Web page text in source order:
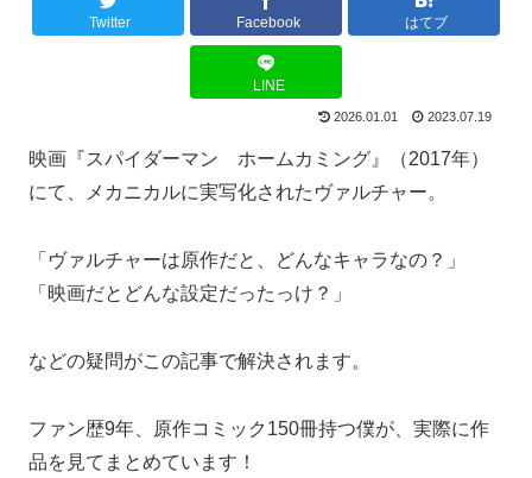
Twitter Facebook はてブ
LINE
2026.01.01 2023.07.19
映画『スパイダーマン ホームカミング』（2017年）
にて、メカニカルに実写化されたヴァルチャー。
「ヴァルチャーは原作だと、どんなキャラなの？」
「映画だとどんな設定だったっけ？」
などの疑問がこの記事で解決されます。
ファン歴9年、原作コミック150冊持つ僕が、実際に作
品を見てまとめています！